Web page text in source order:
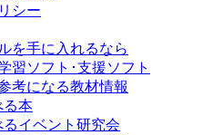
シー
を手に入れるなら
習ソフト･支援ソフト
考になる教材情報
る本
イベント研究会